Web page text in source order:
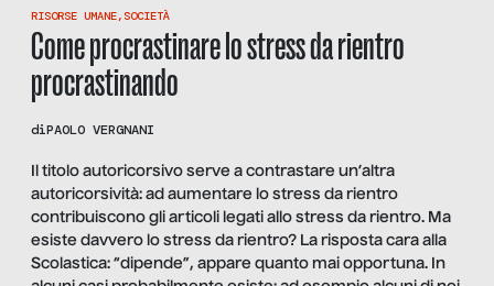
RISORSE UMANE, SOCIETÀ
Come procrastinare lo stress da rientro
procrastinando
diPAOLO VERGNANI
Il titolo autoricorsivo serve a contrastare un’altra
autoricorsività: ad aumentare lo stress da rientro
contribuiscono gli articoli legati allo stress da rientro. Ma
esiste davvero lo stress da rientro? La risposta cara alla
Scolastica: “dipende”, appare quanto mai opportuna. In